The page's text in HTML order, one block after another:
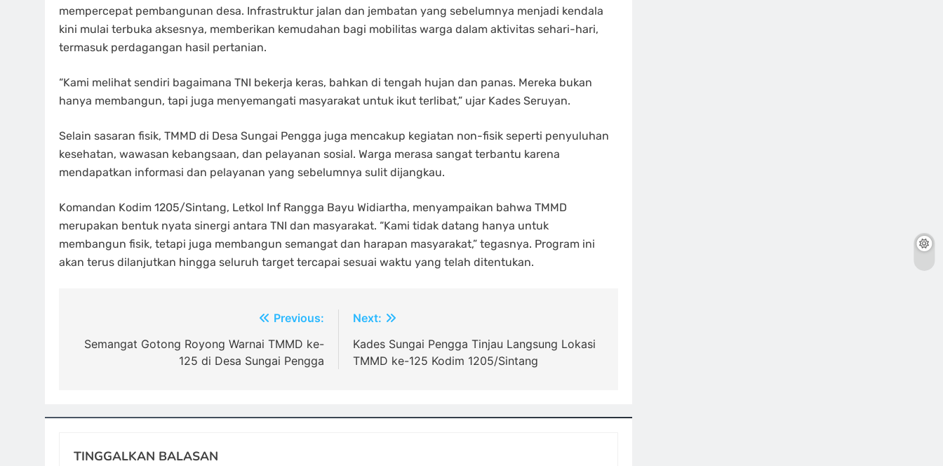
mempercepat pembangunan desa. Infrastruktur jalan dan jembatan yang sebelumnya menjadi kendala
kini mulai terbuka aksesnya, memberikan kemudahan bagi mobilitas warga dalam aktivitas sehari-hari,
termasuk perdagangan hasil pertanian.
“Kami melihat sendiri bagaimana TNI bekerja keras, bahkan di tengah hujan dan panas. Mereka bukan
hanya membangun, tapi juga menyemangati masyarakat untuk ikut terlibat,” ujar Kades Seruyan.
Selain sasaran fisik, TMMD di Desa Sungai Pengga juga mencakup kegiatan non-fisik seperti penyuluhan
kesehatan, wawasan kebangsaan, dan pelayanan sosial. Warga merasa sangat terbantu karena
mendapatkan informasi dan pelayanan yang sebelumnya sulit dijangkau.
Komandan Kodim 1205/Sintang, Letkol Inf Rangga Bayu Widiartha, menyampaikan bahwa TMMD
merupakan bentuk nyata sinergi antara TNI dan masyarakat. “Kami tidak datang hanya untuk
membangun fisik, tetapi juga membangun semangat dan harapan masyarakat,” tegasnya. Program ini
akan terus dilanjutkan hingga seluruh target tercapai sesuai waktu yang telah ditentukan.
pos
Previous:
Semangat Gotong Royong Warnai TMMD ke-
125 di Desa Sungai Pengga
Next:
Kades Sungai Pengga Tinjau Langsung Lokasi
TMMD ke-125 Kodim 1205/Sintang
TINGGALKAN BALASAN